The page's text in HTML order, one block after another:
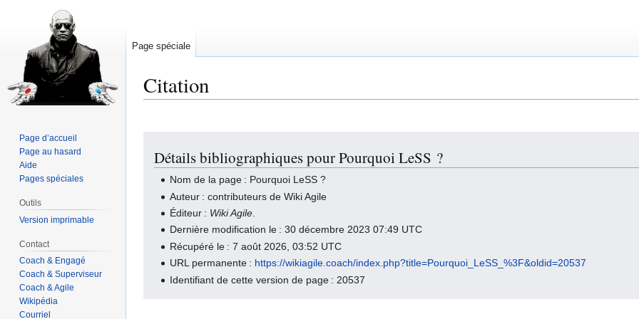
Citation
navigation
recherche
Détails bibliographiques pour Pourquoi LeSS ?
Nom de la page : Pourquoi LeSS ?
Auteur : contributeurs de Wiki Agile
Éditeur : Wiki Agile
Dernière modification le : 30 décembre 2023 07:49 UTC
Récupéré le : 7 août 2026, 03:52 UTC
URL permanente : https://wikiagile.coach/index.php?title=Pourquoi_LeSS_%3F&oldid=20537
Identifiant de cette version de page : 20537
Page spéciale
Page d’accueil
Page au hasard
Aide
Pages spéciales
Outils
Version imprimable
Contact
Coach & Engagé
Coach & Superviseur
Coach & Agile
Wikipédia
Courriel